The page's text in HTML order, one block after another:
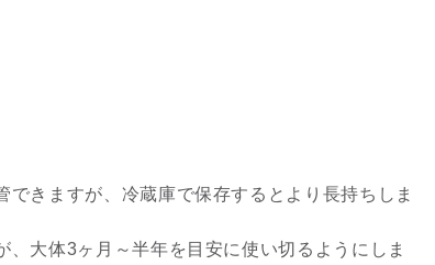
きますが、冷蔵庫で保存するとより長持ちしま
大体3ヶ月～半年を目安に使い切るようにしま